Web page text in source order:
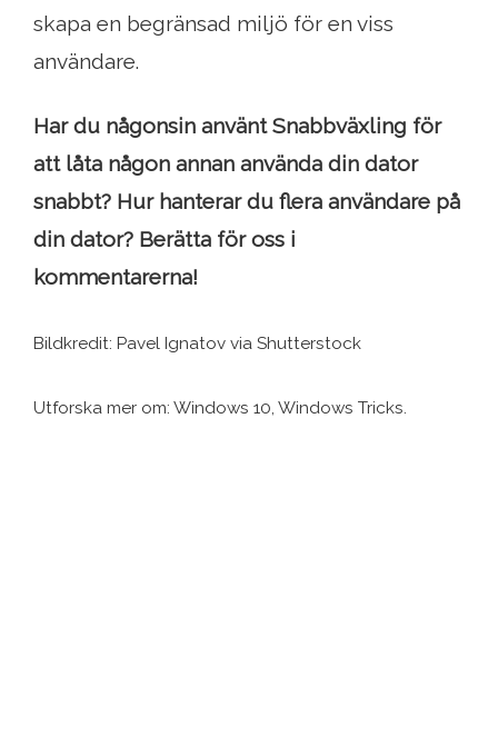
skapa en begränsad miljö för en viss
användare.
Har du någonsin använt Snabbväxling för
att låta någon annan använda din dator
snabbt? Hur hanterar du flera användare på
din dator? Berätta för oss i
kommentarerna!
Bildkredit: Pavel Ignatov via Shutterstock
Utforska mer om: Windows 10, Windows Tricks.